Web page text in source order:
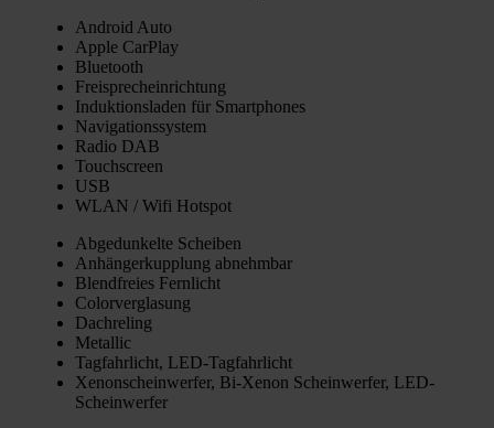
Android Auto
Apple Car­Play
Blue­tooth
Frei­sprech­ein­rich­tung
Induk­ti­ons­la­den für Smart­phones
Navi­ga­ti­ons­sys­tem
Radio DAB
Touch­screen
USB
WLAN / Wifi Hot­spot
Abge­dun­kel­te Schei­ben
Anhän­ger­kupp­lung abnehm­bar
Blend­frei­es Fern­licht
Color­ver­gla­sung
Dach­re­ling
Metal­lic
Tag­fahr­licht, LED-Tag­fahr­licht
Xenon­schein­wer­fer, Bi-Xenon Schein­wer­fer, LED-
Schein­wer­fer